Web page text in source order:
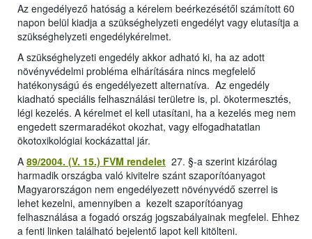
Az engedélyező hatóság a kérelem beérkezésétől számított 60
napon belül kiadja a szükséghelyzeti engedélyt vagy elutasítja a
szükséghelyzeti engedélykérelmet.
A szükséghelyzeti engedély akkor adható ki, ha az adott
növényvédelmi probléma elhárítására nincs megfelelő
hatékonyságú és engedélyezett alternatíva. Az engedély
kiadható speciális felhasználási területre is, pl. ökotermesztés,
légi kezelés. A kérelmet el kell utasítani, ha a kezelés meg nem
engedett szermaradékot okozhat, vagy elfogadhatatlan
ökotoxikológiai kockázattal jár.
A 89/2004. (V. 15.) FVM rendelet 27. §-a szerint kizárólag
harmadik országba való kivitelre szánt szaporítóanyagot
Magyarországon nem engedélyezett növényvédő szerrel is
lehet kezelni, amennyiben a kezelt szaporítóanyag
felhasználása a fogadó ország jogszabályainak megfelel. Ehhez
a fenti linken található bejelentő lapot kell kitölteni.